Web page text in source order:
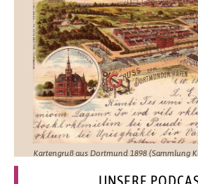
Kartengruß aus Dortmund 1898 (Sammlung
UNSERE